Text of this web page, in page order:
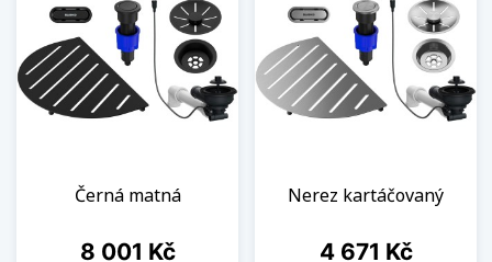
Černá matná
Cena
8 001 Kč
Nerez kartáčovaný
Cena
4 671 Kč